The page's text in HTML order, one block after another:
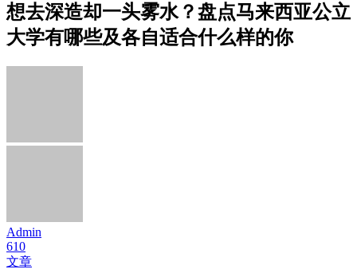
想去深造却一头雾水？盘点马来西亚公立
大学有哪些及各自适合什么样的你
Admin
610
文章